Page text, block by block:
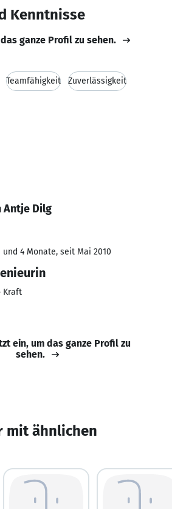
Kenntnisse
ganze Profil zu sehen.
Teamfähigkeit Zuverlässigkeit
Antje Dilg
und 4 Monate, seit Mai 2010
Kraft
ein, um das ganze Profil zu
sehen.
mit ähnlichen